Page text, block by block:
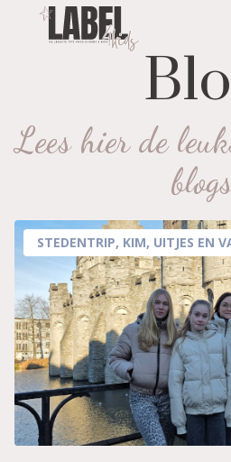
Lees hier de
STEDENTRIP, KIM, UITJES EN